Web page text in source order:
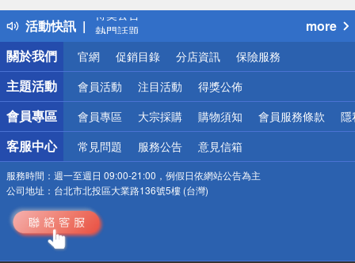
活動快訊
得獎公告
熱門話題
銀行優惠
偏遠地區配送
詐騙網頁！請小心！
more
關於我們
官網 促銷目錄 分店資訊 保險服務
主題活動 會員活動 注目活動 得獎公佈
會員專區 會員專區 大宗採購 購物須知 會員服務條款 隱
客服中心 常見問題 服務公告 意見信箱
服務時間： 週一至週日 09:00-21:00，例假日依網站公告為主
公司地址： 台北市北投區大業路136號5樓 (台灣)